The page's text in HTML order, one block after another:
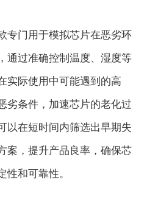
专⻔⽤于模拟芯⽚在恶劣环
通过准确控制温度、湿度等
实际使⽤中可能遇到的⾼
劣条件，加速芯⽚的⽼化过
以在短时间内筛选出早期失
案，提升产品良率，确保芯
性和可靠性。